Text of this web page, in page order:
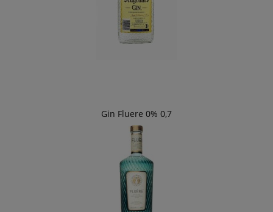
Gin Fluere 0% 0,7